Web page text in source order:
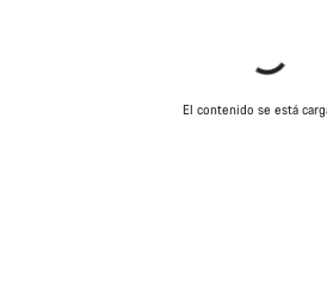
El contenido se está
Abrir chat